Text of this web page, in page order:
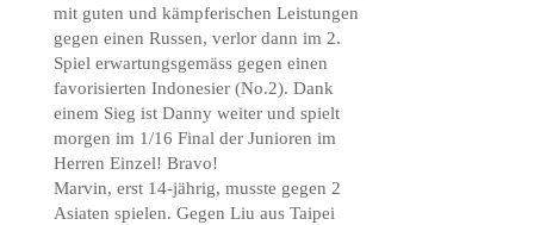
mit guten und kämpferischen Leistungen
gegen einen Russen, verlor dann im 2.
Spiel erwartungsgemäss gegen einen
favorisierten Indonesier (No.2). Dank
einem Sieg ist Danny weiter und spielt
morgen im 1/16 Final der Junioren im
Herren Einzel! Bravo!
Marvin, erst 14-jährig, musste gegen 2
Asiaten spielen. Gegen Liu aus Taipei